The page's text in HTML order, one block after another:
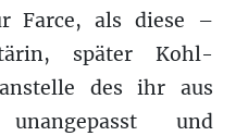
Farce, als diese –
später Kohl-
des ihr aus
und